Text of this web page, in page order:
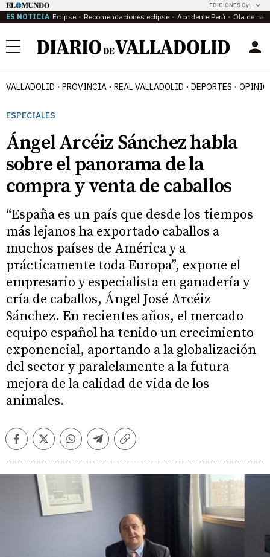
EDICIONES CyL
ES NOTICIA Eclipse Recomendaciones eclipse Accidente Perú Ola de
Menú
VALLADOLID PROVINCIA REAL VALLADOLID DEPORTES
ESPECIALES
Ángel Arcéiz Sánchez habla
sobre el panorama de la
compra y venta de caballos
“España es un país que desde los tiempos
más lejanos ha exportado caballos a
muchos países de América y a
prácticamente toda Europa”, expone el
empresario y especialista en ganadería y
cría de caballos, Ángel José Arcéiz
Sánchez. En recientes años, el mercado
equipo español ha tenido un crecimiento
exponencial, aportando a la globalización
del sector y paralelamente a la futura
mejora de la calidad de vida de los
animales.
FacebookTwitterWhatsappTelegramCopiar